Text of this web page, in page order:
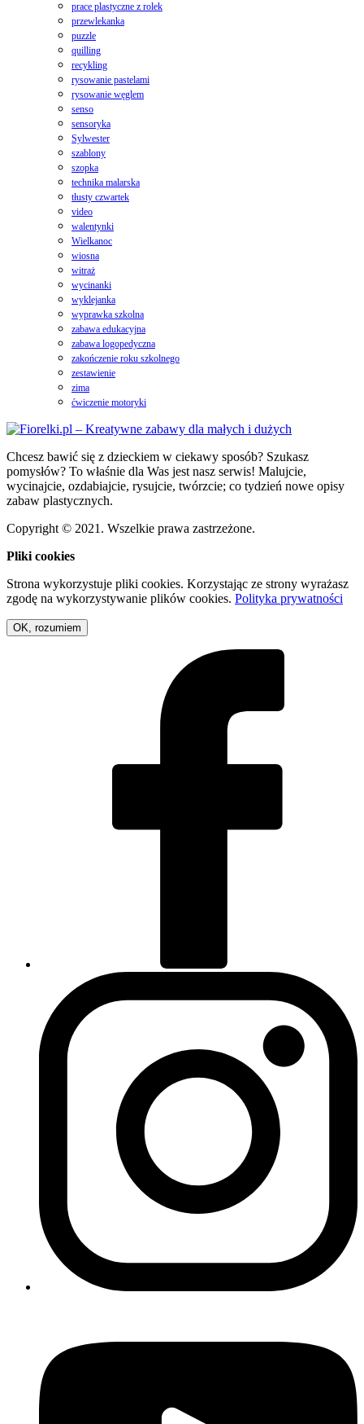
prace plastyczne z rolek
przewlekanka
puzzle
quilling
recykling
rysowanie pastelami
rysowanie węglem
senso
sensoryka
Sylwester
szablony
szopka
technika malarska
tłusty czwartek
video
walentynki
Wielkanoc
wiosna
witraż
wycinanki
wyklejanka
wyprawka szkolna
zabawa edukacyjna
zabawa logopedyczna
zakończenie roku szkolnego
zestawienie
zima
ćwiczenie motoryki
Chcesz bawić się z dzieckiem w ciekawy sposób? Szukasz
pomysłów? To właśnie dla Was jest nasz serwis! Malujcie,
wycinajcie, ozdabiajcie, rysujcie, twórzcie; co tydzień nowe opisy
zabaw plastycznych.
Copyright © 2021. Wszelkie prawa zastrzeżone.
Pliki cookies
Strona wykorzystuje pliki cookies. Korzystając ze strony wyrażasz
zgodę na wykorzystywanie plików cookies. Polityka prywatności
OK, rozumiem